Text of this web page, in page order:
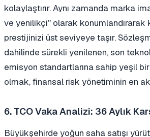
kolaylaştırır. Aynı zamanda marka
ve yenilikçi" olarak konumlandırarak
prestijinizi üst seviyeye taşır.
dahilinde sürekli yenilenen, son
emisyon standartlarına sahip yeşil
olmak, finansal risk yönetiminin en
6. TCO Vaka Analizi: 36 Aylık
Büyükşehirde yoğun saha satışı